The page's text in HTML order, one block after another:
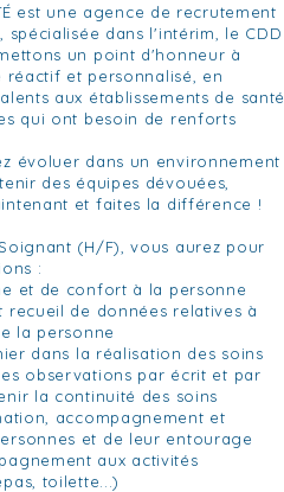
est une agence de recrutement
spécialisée dans l'intérim, le CDD
un point d'honneur à
et personnalisé, en
aux établissements de santé
qui ont besoin de renforts
évoluer dans un environnement
des équipes dévouées,
et faites la différence !
(H/F), vous aurez pour
:
et de confort à la personne
recueil de données relatives à
la personne
dans la réalisation des soins
observations par écrit et par
la continuité des soins
accompagnement et
et de leur entourage
aux activités
toilette...)